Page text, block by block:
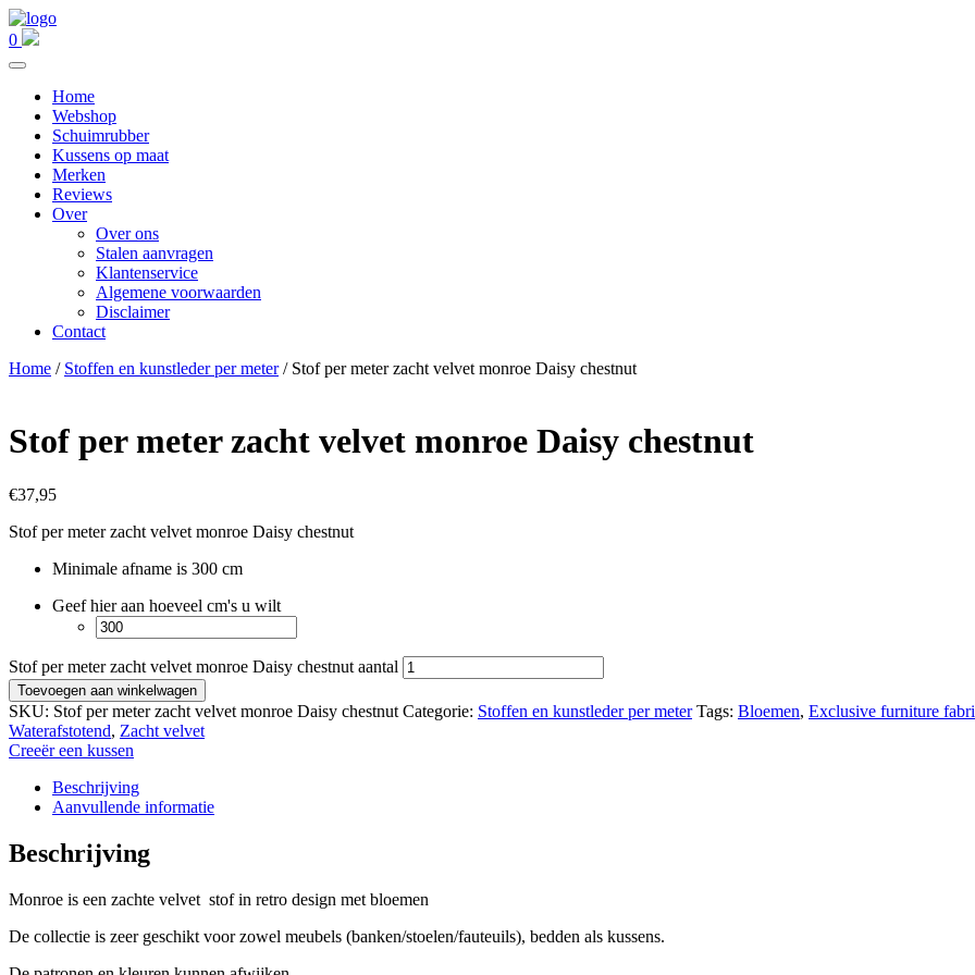
0
Home
Webshop
Schuimrubber
Kussens op maat
Merken
Reviews
Over
Over ons
Stalen aanvragen
Klantenservice
Algemene voorwaarden
Disclaimer
Contact
Home / Stoffen en kunstleder per meter/ Stof per meter zacht velvet monroe Daisy chestnut
Stof per meter zacht velvet monroe Daisy chestnut
€37,95
Stof per meter zacht velvet monroe Daisy chestnut
Minimale afname is 300 cm
Geef hier aan hoeveel cm's u wilt
Stof per meter zacht velvet monroe Daisy chestnut aantal
Toevoegen aan winkelwagen
SKU: Stof per meter zacht velvet monroe Daisy chestnut Categorie: Stoffen en kunstleder per meter Tags: Bloemen, Exclusive furniture
Waterafstotend, Zacht velvet
Creeër een kussen
Beschrijving
Aanvullende informatie
Beschrijving
Monroe is een zachte velvet stof in retro design met bloemen
De collectie is zeer geschikt voor zowel meubels (banken/stoelen/fauteuils), bedden als kussens.